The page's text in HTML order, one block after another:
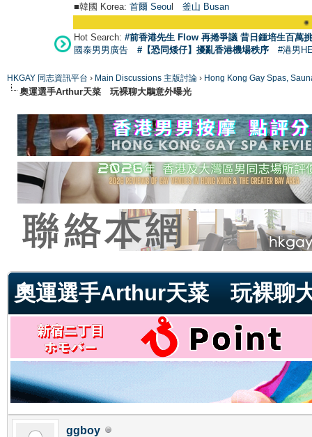
■韓國 Korea: 首爾 Seoul 釜山 Busan
【號外】
Hot Search: #前香港先生 Flow 再捲爭議 昔日鍾培生百萬
國泰男男廣告
#【恐同矮仔】擾亂香港機場秩序 #港男
HKGAY 同志資訊平台 › Main Discussions 主版討論 › Hong Kong Gay Spas,
奧運選手Arthur天菜 玩裸聊大鵰意外曝光
奧運選手Arthur天菜 玩裸聊
ggboy